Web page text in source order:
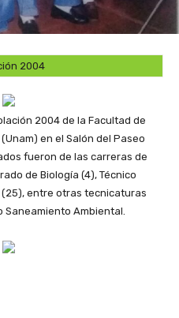
2004
2004 de la Facultad de
en el Salón del Paseo
fueron de las carreras de
de Biología (4), Técnico
entre otras tecnicaturas
Saneamiento Ambiental.